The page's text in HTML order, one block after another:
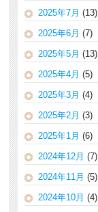
2025年7月 (13)
2025年6月 (7)
2025年5月 (13)
2025年4月 (5)
2025年3月 (4)
2025年2月 (3)
2025年1月 (6)
2024年12月 (7)
2024年11月 (5)
2024年10月 (4)